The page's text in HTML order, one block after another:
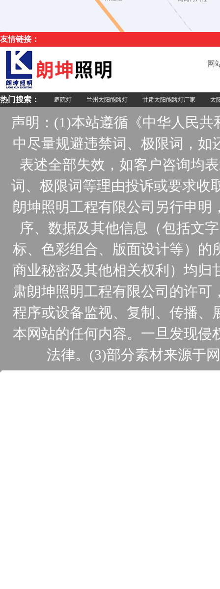
友情链接：
网
热门搜索： 庭院灯 兰州太阳能路灯 甘肃太阳能路灯厂家 太
声明：(1)本站遵循《中华人民
中尽量规避违禁词、极限词，
表述全部失效，如客户咨询均
词、极限词等理由投诉或要求收
朗坤照明工程有限公司另行申
序、数据及其他信息（包括文
标、色彩组合、版面设计等）的
商业秘密及其他相关权利）均归
肃朗坤照明工程有限公司的许
程序或设备监视、复制、传播、
本网站的任何内容。一旦发现侵
法律。(3)部分素材来源于